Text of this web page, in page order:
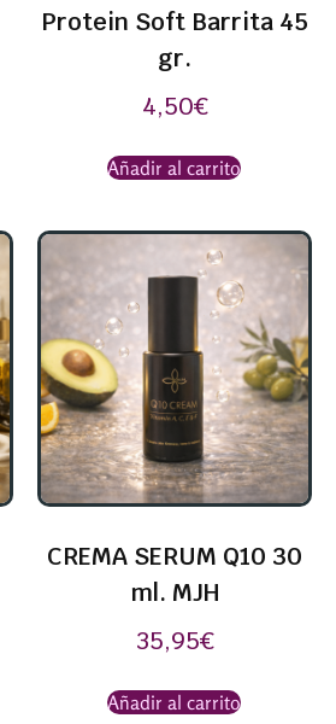
Protein Soft Barrita 45
gr.
4,50€
Añadir al carrito
CREMA SERUM Q10 30
ml. MJH
35,95€
Añadir al carrito